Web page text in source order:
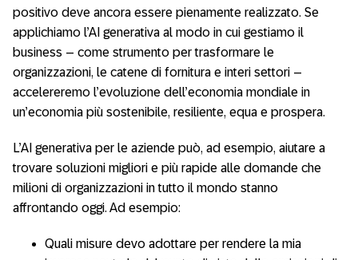
positivo deve ancora essere pienamente realizzato. Se
applichiamo l’AI generativa al modo in cui gestiamo il
business – come strumento per trasformare le
organizzazioni, le catene di fornitura e interi settori –
accelereremo l’evoluzione dell’economia mondiale in
un’economia più sostenibile, resiliente, equa e prospera.
L’AI generativa per le aziende può, ad esempio, aiutare a
trovare soluzioni migliori e più rapide alle domande che
milioni di organizzazioni in tutto il mondo stanno
affrontando oggi. Ad esempio:
Quali misure devo adottare per rendere la mia